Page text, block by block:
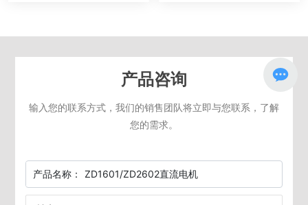
产品咨询
输入您的联系方式，我们的销售团队将立即与您联系，了解
您的需求。
产品名称： ZD1601/ZD2602直流电机